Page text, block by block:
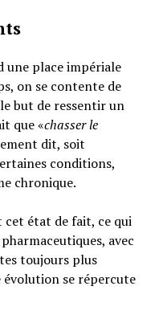
une place impériale
on se contente de
but de ressentir un
que «chasser le
dit, soit
conditions,
chronique.
état de fait, ce qui
avec
toujours plus
évolution se répercute